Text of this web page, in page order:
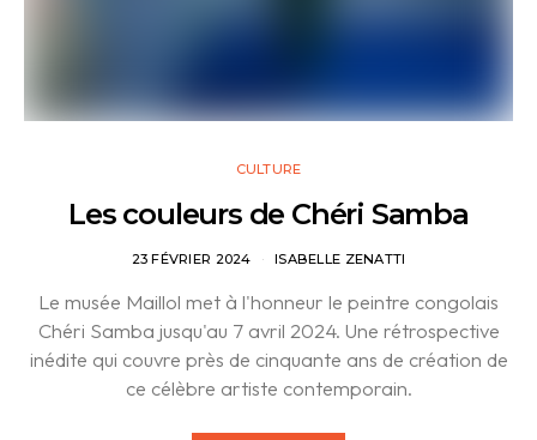
CULTURE
Les couleurs de Chéri Samba
23 FÉVRIER 2024 ISABELLE ZENATTI
Le musée Maillol met à l'honneur le peintre congolais
Chéri Samba jusqu'au 7 avril 2024. Une rétrospective
inédite qui couvre près de cinquante ans de création de
ce célèbre artiste contemporain.